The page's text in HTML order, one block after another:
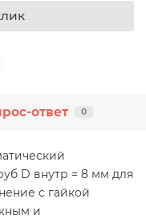
ответ 0
D внутр = 8 мм для
с гайкой
и